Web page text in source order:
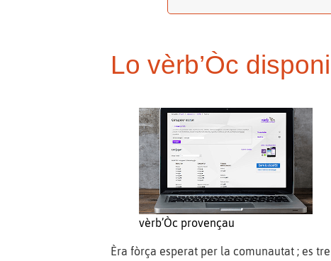
Lo vèrb’Òc
vèrb’Òc provençau
Èra fòrça esperat per la comunautat ; es